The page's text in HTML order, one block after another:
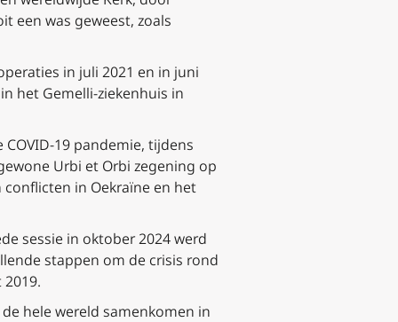
een was geweest, zoals
in juli 2021 en in juni
het Gemelli-ziekenhuis in
19 pandemie, tijdens
Urbi et Orbi zegening op
in Oekraïne en het
sessie in oktober 2024 werd
stappen om de crisis rond
2019.
hele wereld samenkomen in